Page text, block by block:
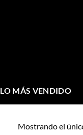
LO MÁS VENDIDO
Mostrando el